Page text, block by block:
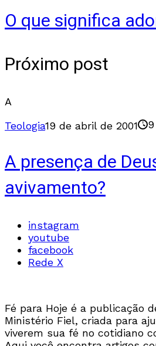
O que significa
Próximo post
A
Teologia19 de abril de 2001
A presença de
avivamento?
instagram
youtube
facebook
Rede X
Fé para Hoje é a publicação
Ministério Fiel, criada para
viverem sua fé no cotidiano